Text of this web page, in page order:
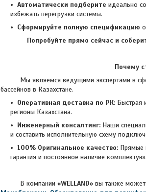
Автоматически подберите идеально
избежать перегрузки системы.
Сформируйте полную спецификацию
Попробуйте прямо сейчас и
Почему
Мы являемся ведущими экспертами в
бассейнов в Казахстане.
Оперативная доставка по РК: Быстрая
регионы Казахстана.
Инженерный консалтинг: Наши
и составить исполнительную схему
100% Оригинальное качество: Прямые
гарантия и постоянное наличие
В компании «WELLAND» вы также